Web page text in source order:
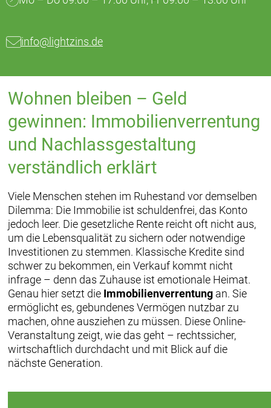
info@lightzins.de
Wohnen bleiben – Geld
gewinnen: Immobilienverrentung
und Nachlassgestaltung
verständlich erklärt
Viele Menschen stehen im Ruhestand vor demselben
Dilemma: Die Immobilie ist schuldenfrei, das Konto
jedoch leer. Die gesetzliche Rente reicht oft nicht aus,
um die Lebensqualität zu sichern oder notwendige
Investitionen zu stemmen. Klassische Kredite sind
schwer zu bekommen, ein Verkauf kommt nicht
infrage – denn das Zuhause ist emotionale Heimat.
Genau hier setzt die Immobilienverrentungan. Sie
ermöglicht es, gebundenes Vermögen nutzbar zu
machen, ohne ausziehen zu müssen. Diese Online-
Veranstaltung zeigt, wie das geht – rechtssicher,
wirtschaftlich durchdacht und mit Blick auf die
nächste Generation.